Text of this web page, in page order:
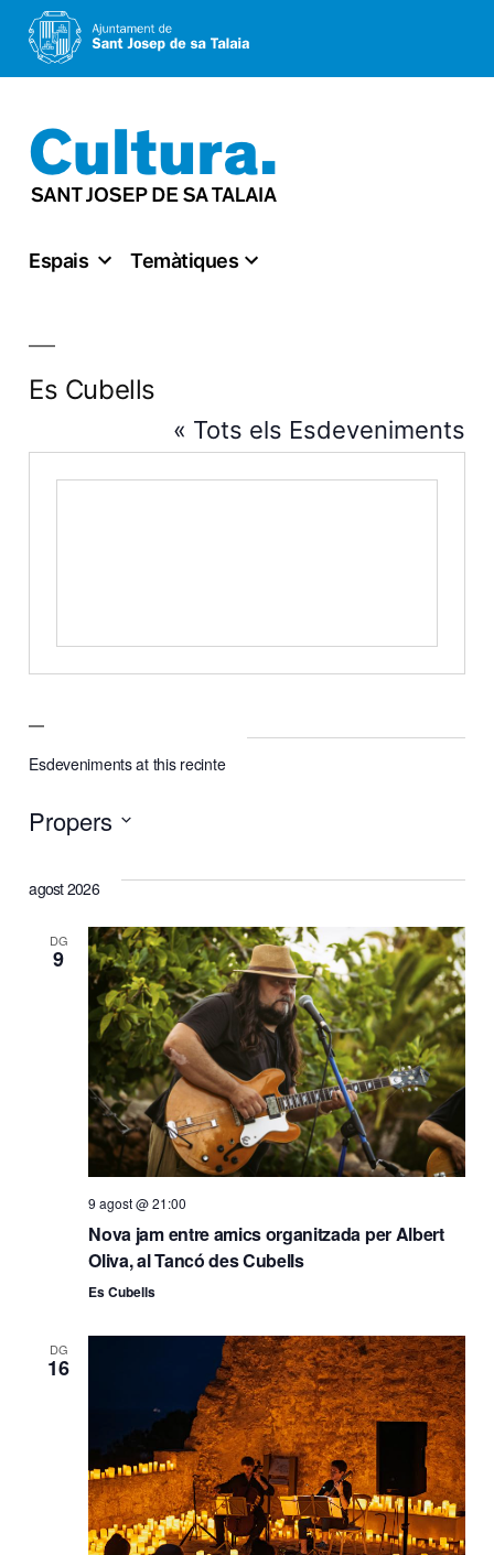
al
contingut
Espais Temàtiques
Es Cubells
« Tots els Esdeveniments
Esdeveniments at this recinte
Propers
una
data.
agost 2026
DG
9
9 agost @ 21:00
Nova jam entre amics organitzada per Albert
Oliva, al Tancó des Cubells
Es Cubells
DG
16